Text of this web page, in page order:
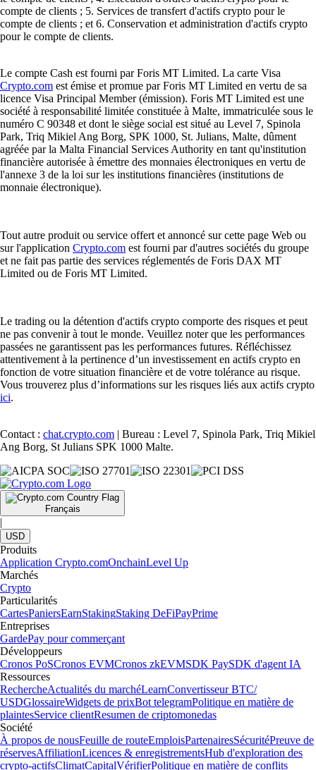
compte de clients ; 5. Services de transfert d'actifs crypto pour le
compte de clients ; et 6. Conservation et administration d'actifs crypto
pour le compte de clients.
Le compte Cash est fourni par Foris MT Limited. La carte Visa
Crypto.com est émise et promue par Foris MT Limited en vertu de sa
licence Visa Principal Member (émission). Foris MT Limited est une
société à responsabilité limitée constituée à Malte, immatriculée sous le
numéro C 90348 et dont le siège social est situé au Level 7, Spinola
Park, Triq Mikiel Ang Borg, SPK 1000, St. Julians, Malte, dûment
agréée par la Malta Financial Services Authority en tant qu'institution
financière autorisée à émettre des monnaies électroniques en vertu de
l'annexe 3 de la loi sur les institutions financières (institutions de
monnaie électronique).
Tout autre produit ou service offert et annoncé sur cette page Web ou
sur l'application Crypto.com est fourni par d'autres sociétés du groupe
et ne fait pas partie des services réglementés de Foris DAX MT
Limited ou de Foris MT Limited.
Le trading ou la détention d'actifs crypto comporte des risques et peut
ne pas convenir à tout le monde. Veuillez noter que les performances
passées ne garantissent pas les performances futures. Réfléchissez
attentivement à la pertinence d’un investissement en actifs crypto en
fonction de votre situation financière et de votre tolérance au risque.
Vous trouverez plus d’informations sur les risques liés aux actifs crypto
ici.
Contact : chat.crypto.com | Bureau : Level 7, Spinola Park, Triq Mikiel
Ang Borg, St Julians SPK 1000 Malte.
Français
|
USD
Produits
Application Crypto.comOnchainLevel Up
Marchés
Crypto
Particularités
CartesPaniersEarnStakingStaking DeFiPayPrime
Entreprises
GardePay pour commerçant
Développeurs
Cronos PoSCronos EVMCronos zkEVMSDK PaySDK d'agent IA
Ressources
RechercheActualités du marchéLearnConvertisseur BTC/
USDGlossaireWidgets de prixBot telegramPolitique en matière de
plaintesService clientResumen de criptomonedas
Société
À propos de nousFeuille de routeEmploisPartenairesSécuritéPreuve de
réservesAffiliationLicences & enregistrementsHub d'exploration des
crypto-actifsClimatCapitalVérifierPolitique en matière de conflits